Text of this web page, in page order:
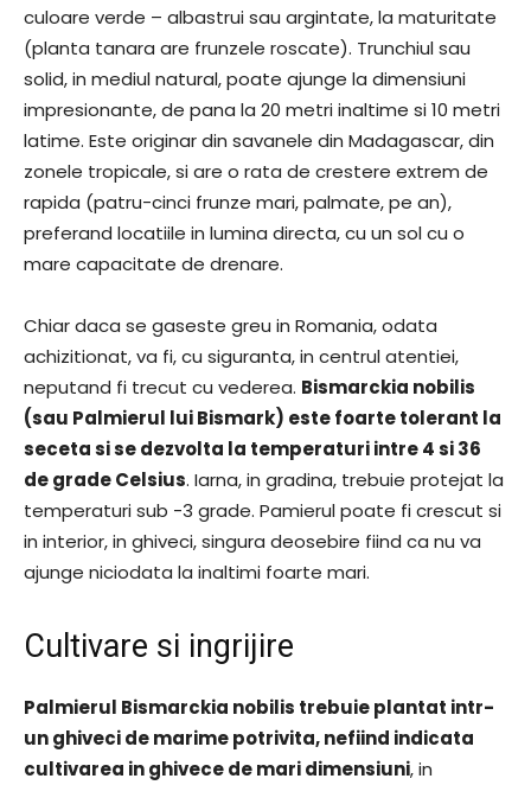
culoare verde – albastrui sau argintate, la maturitate
(planta tanara are frunzele roscate). Trunchiul sau
solid, in mediul natural, poate ajunge la dimensiuni
impresionante, de pana la 20 metri inaltime si 10 metri
latime. Este originar din savanele din Madagascar, din
zonele tropicale, si are o rata de crestere extrem de
rapida (patru-cinci frunze mari, palmate, pe an),
preferand locatiile in lumina directa, cu un sol cu o
mare capacitate de drenare.
Chiar daca se gaseste greu in Romania, odata
achizitionat, va fi, cu siguranta, in centrul atentiei,
neputand fi trecut cu vederea. Bismarckia nobilis
(sau Palmierul lui Bismark) este foarte tolerant la
seceta si se dezvolta la temperaturi intre 4 si 36
de grade Celsius. Iarna, in gradina, trebuie protejat la
temperaturi sub -3 grade. Pamierul poate fi crescut si
in interior, in ghiveci, singura deosebire fiind ca nu va
ajunge niciodata la inaltimi foarte mari.
Cultivare si ingrijire
Palmierul Bismarckia nobilis trebuie plantat intr-
un ghiveci de marime potrivita, nefiind indicata
cultivarea in ghivece de mari dimensiuni, in